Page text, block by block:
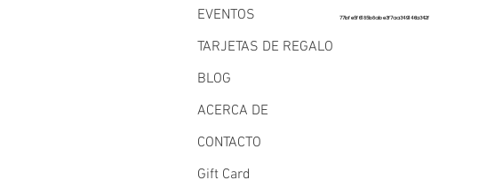
EVENTOS
TARJETAS DE REGALO
BLOG
ACERCA DE
CONTACTO
Gift Card
77bfe5f6185b8abe3f7aa349146a342f